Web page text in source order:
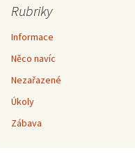
Rubriky
Informace
Něco navíc
Nezařazené
Úkoly
Zábava